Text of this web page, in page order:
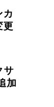
更
サ
加